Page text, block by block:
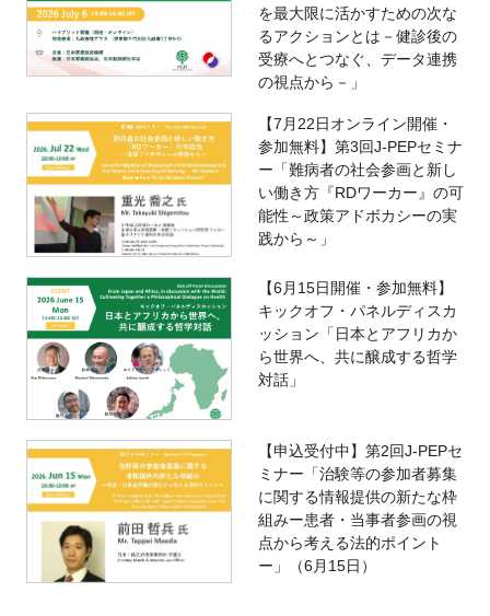
を最大限に活かすための次な
るアクションとは－健診後の
受療へとつなぐ、データ連携
の視点から－」
【7月22日オンライン開催・
参加無料】第3回J-PEPセミナ
ー「難病者の社会参画と新し
い働き方『RDワーカー』の可
能性～政策アドボカシーの実
践から～」
【6月15日開催・参加無料】
キックオフ・パネルディスカ
ッション「日本とアフリカか
ら世界へ、共に醸成する哲学
対話」
【申込受付中】第2回J-PEPセ
ミナー「治験等の参加者募集
に関する情報提供の新たな枠
組みー患者・当事者参画の視
点から考える法的ポイント
ー」（6月15日）